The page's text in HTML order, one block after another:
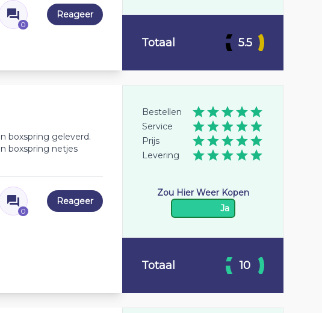
0
Reageer
Totaal 5.5
boxspring geleverd.
boxspring netjes
0
Reageer
Bestellen
Service
Prijs
Levering
Zou Hier Weer Kopen
Ja
Totaal 10